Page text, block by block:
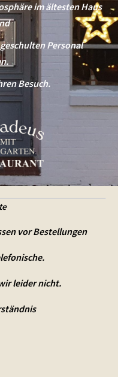
im ältesten Haus
Personal
Besuch.
vor Bestellungen
leider nicht.